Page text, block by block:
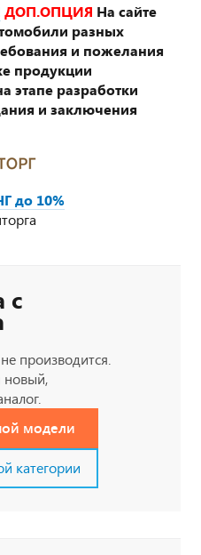
ДОП.ОПЦИЯ На сайте
разных
и пожелания
продукции
этапе разработки
и заключения
до 10%
с
производится.
новый,
модели
категории